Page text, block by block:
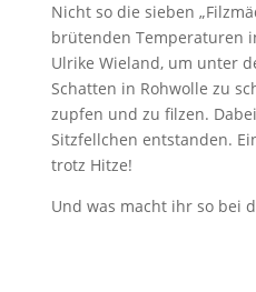
Nicht so die sieben
brütenden Temperaturen
Ulrike Wieland, um unter
Schatten in Rohwolle zu
zupfen und zu filzen.
Sitzfellchen entstanden.
trotz Hitze!
Und was macht ihr so bei